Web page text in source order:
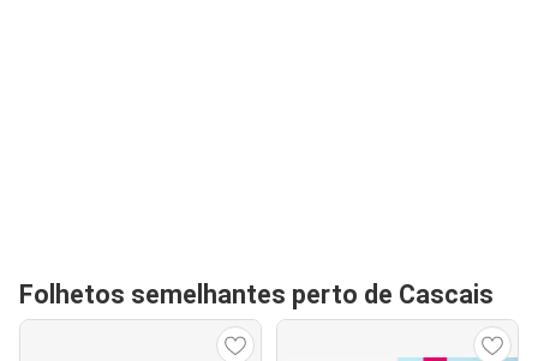
Folhetos semelhantes perto de Cascais